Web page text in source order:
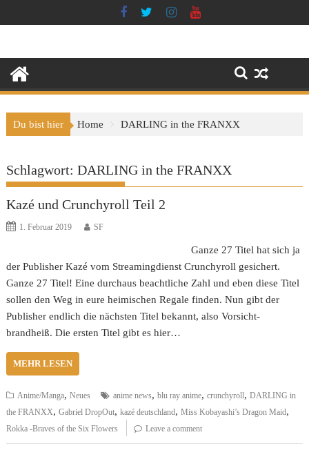
to
Du bist hier Home DARLING in the FRANXX
Schlagwort:DARLING in the FRANXX
Kazé und Crunchyroll Teil 2
1. Februar 2019 SF
Ganze 27 Titel hat sich ja
der Publisher Kazé vom Streamingdienst Crunchyroll gesichert.
Ganze 27 Titel! Eine durchaus beachtliche Zahl und eben diese Titel
sollen den Weg in eure heimischen Regale finden. Nun gibt der
Publisher endlich die nächsten Titel bekannt, also Vorsicht-
brandheiß. Die ersten Titel gibt es hier…
MEHR LESEN
Anime/Manga,Neues anime news,blu ray anime,crunchyroll,DARLING in
the FRANXX,Gabriel DropOut,kazé deutschland,Miss Kobayashi’s Dragon Maid,
Rokka -Braves of the Six Flowers Leave a comment